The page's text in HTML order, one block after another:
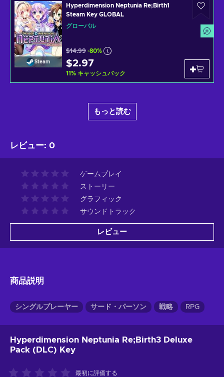
Steam
Hyperdimension Neptunia Re;Birth1
Steam Key GLOBAL
グローバル
$14.99 -80%
$2.97
11% キャッシュバック
もっと読む
レビュー: 0
ゲームプレイ
ストーリー
グラフィック
サウンドトラック
レビュー
商品説明
シングルプレーヤー サード・パーソン 戦略 RPG
Hyperdimension Neptunia Re;Birth3 Deluxe
Pack (DLC) Key
最初に評価する